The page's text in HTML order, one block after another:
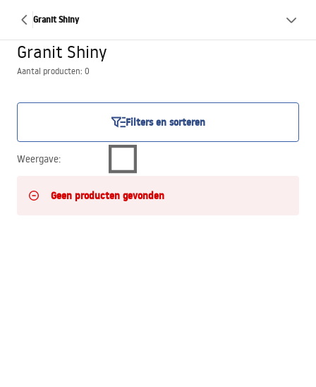
Granit Shiny
Granit Shiny
Aantal producten: 0
Filters en sorteren
Weergave:
Geen producten gevonden